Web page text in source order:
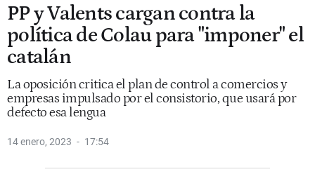
PP y Valents cargan contra la
política de Colau para "imponer" el
catalán
La oposición critica el plan de control a comercios y
empresas impulsado por el consistorio, que usará por
defecto esa lengua
14 enero, 2023 17:54